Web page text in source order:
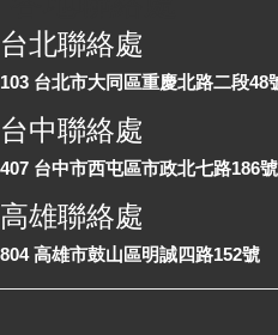
台北聯絡處
103 台北市大同區重慶北路二段48
台中聯絡處
407 台中市西屯區市政北七路186號
高雄聯絡處
804 高雄市鼓山區明誠四路152號